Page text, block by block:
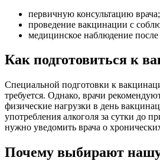
первичную консультацию врача;
проведение вакцинации с
медицинское наблюдение
Как подготовиться к
Специальной подготовки к
требуется. Однако, врачи
физические нагрузки в день
употребления алкоголя за сутки до
нужно уведомить врача о
Почему выбирают